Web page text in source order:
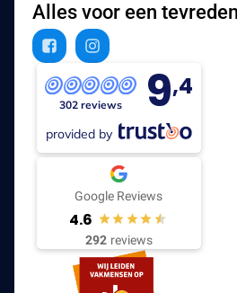
Alles voor een
302 reviews 9,4
provided by
Google Reviews
4.6
292 reviews